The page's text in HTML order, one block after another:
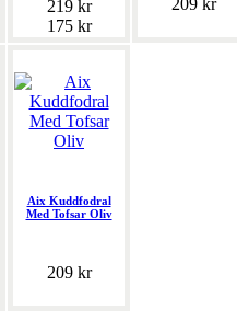
219 kr
175 kr
209 kr
Aix Kuddfodral
Med Tofsar Oliv
209 kr